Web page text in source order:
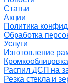
Статьи
Акции
Политика
Обработка
Услуги
Изготовление
Распил ДСП на
Резка стекла и